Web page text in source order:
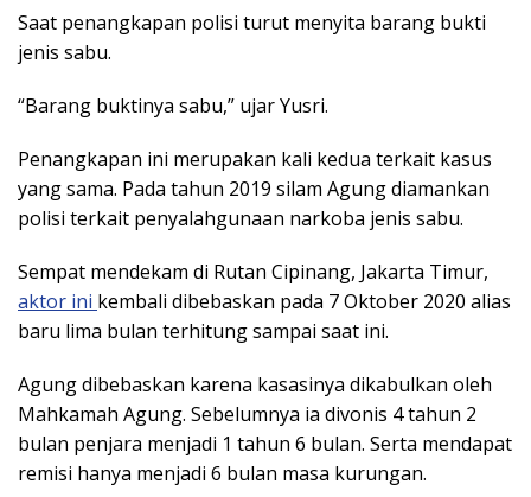
Saat penangkapan polisi turut menyita barang bukti
jenis sabu.
“Barang buktinya sabu,” ujar Yusri.
Penangkapan ini merupakan kali kedua terkait kasus
yang sama. Pada tahun 2019 silam Agung diamankan
polisi terkait penyalahgunaan narkoba jenis sabu.
Sempat mendekam di Rutan Cipinang, Jakarta Timur,
aktor ini kembali dibebaskan pada 7 Oktober 2020 alias
baru lima bulan terhitung sampai saat ini.
Agung dibebaskan karena kasasinya dikabulkan oleh
Mahkamah Agung. Sebelumnya ia divonis 4 tahun 2
bulan penjara menjadi 1 tahun 6 bulan. Serta mendapat
remisi hanya menjadi 6 bulan masa kurungan.